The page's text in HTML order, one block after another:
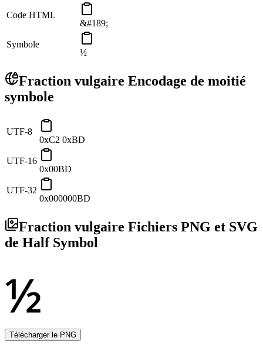
Code HTML
&#189;
Symbole
½
Fraction vulgaire Encodage de moitié
symbole
UTF-8
0xC2 0xBD
UTF-16
0x00BD
UTF-32
0x000000BD
Fraction vulgaire Fichiers PNG et SVG
de Half Symbol
Télécharger le PNG